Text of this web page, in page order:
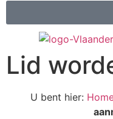
Lid
U bent hier: